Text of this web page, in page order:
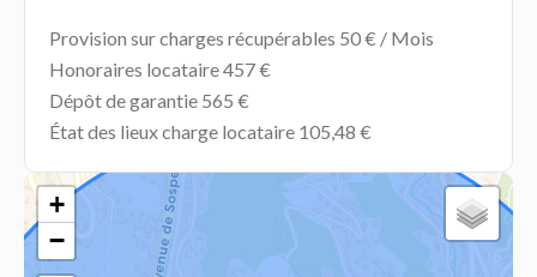
Provision sur charges récupérables 50 € / Mois
Honoraires locataire457 €
Dépôt de garantie 565 €
État des lieux charge locataire 105,48 €
+
−